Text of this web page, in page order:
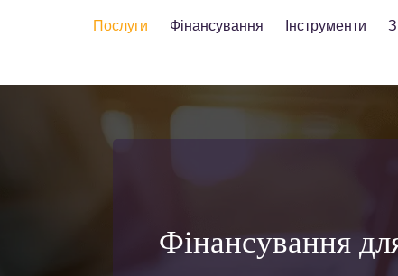
Послуги Фінансування Інструменти
Фінансування